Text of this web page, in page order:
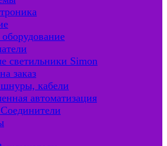
светильники Simon
заказ
кабели
автоматизация